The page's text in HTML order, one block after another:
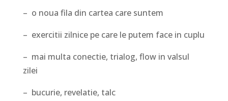
– o noua fila din cartea care suntem
– exercitii zilnice pe care le putem face in cuplu
– mai multa conectie, trialog, flow in valsul
zilei
– bucurie, revelatie, talc